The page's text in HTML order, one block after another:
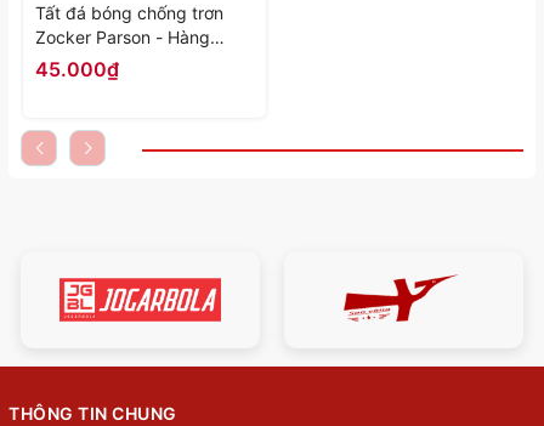
Tất đá bóng chống trơn
Zocker Parson - Hàng
Chính Hãng
45.000₫
THÔNG TIN CHUNG